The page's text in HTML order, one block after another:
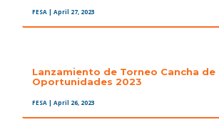
FESA | April 27, 2023
Lanzamiento de Torneo Cancha de
Oportunidades 2023
FESA | April 26, 2023